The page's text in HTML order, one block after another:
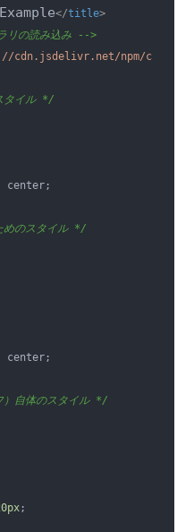
</title>
の読み込み -->
cdn.jsdelivr.net/npm/
タイル */
center;
めのスタイル */
center;
自体のスタイル */
px;